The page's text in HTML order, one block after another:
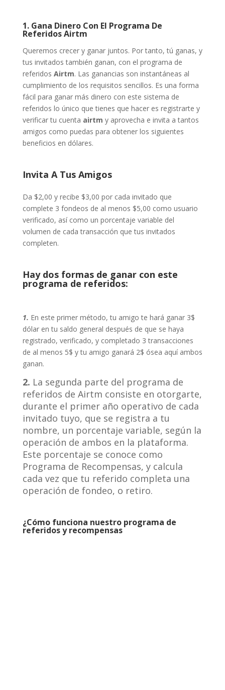
1. Gana Dinero Con El Programa De
Referidos Airtm
Queremos crecer y ganar juntos. Por tanto, tú ganas, y
tus invitados también ganan, con el programa de
referidos Airtm. Las ganancias son instantáneas al
cumplimiento de los requisitos sencillos. Es una forma
fácil para ganar más dinero con este sistema de
referidos lo único que tienes que hacer es registrarte y
verificar tu cuenta airtm y aprovecha e invita a tantos
amigos como puedas para obtener los siguientes
beneficios en dólares.
Invita A Tus Amigos
Da $2,00 y recibe $3,00 por cada invitado que
complete 3 fondeos de al menos $5,00 como usuario
verificado, así como un porcentaje variable del
volumen de cada transacción que tus invitados
completen.
Hay dos formas de ganar con este
programa de referidos:
1. En este primer método, tu amigo te hará ganar 3$
dólar en tu saldo general después de que se haya
registrado, verificado, y completado 3 transacciones
de al menos 5$ y tu amigo ganará 2$ ósea aquí ambos
ganan.
2. La segunda parte del programa de
referidos de Airtm consiste en otorgarte,
durante el primer año operativo de cada
invitado tuyo, que se registra a tu
nombre, un porcentaje variable, según la
operación de ambos en la plataforma.
Este porcentaje se conoce como
Programa de Recompensas, y calcula
cada vez que tu referido completa una
operación de fondeo, o retiro.
¿Cómo funciona nuestro programa de
referidos y recompensas